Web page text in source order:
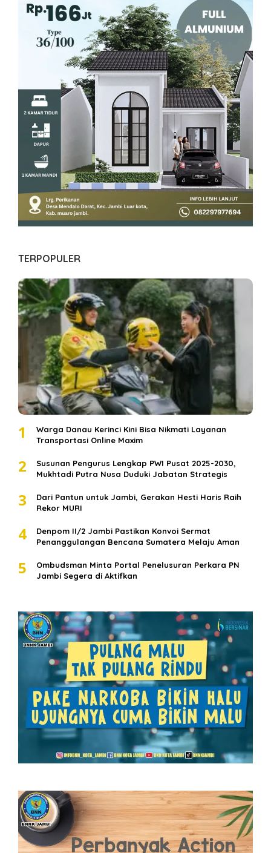
TERPOPULER
1
Warga Danau Kerinci Kini Bisa Nikmati Layanan
Transportasi Online Maxim
2
Susunan Pengurus Lengkap PWI Pusat 2025-2030,
Mukhtadi Putra Nusa Duduki Jabatan Strategis
3
Dari Pantun untuk Jambi, Gerakan Hesti Haris Raih
Rekor MURI
4
Denpom II/2 Jambi Pastikan Konvoi Sermat
Penanggulangan Bencana Sumatera Melaju Aman
5
Ombudsman Minta Portal Penelusuran Perkara PN
Jambi Segera di Aktifkan